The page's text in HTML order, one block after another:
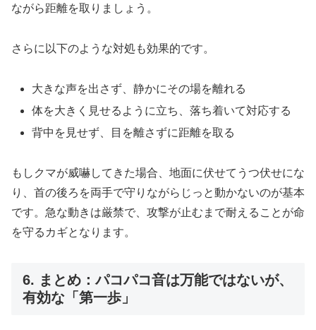
ながら距離を取りましょう。
さらに以下のような対処も効果的です。
大きな声を出さず、静かにその場を離れる
体を大きく見せるように立ち、落ち着いて対応する
背中を見せず、目を離さずに距離を取る
もしクマが威嚇してきた場合、地面に伏せてうつ伏せにな
り、首の後ろを両手で守りながらじっと動かないのが基本
です。急な動きは厳禁で、攻撃が止むまで耐えることが命
を守るカギとなります。
6. まとめ：パコパコ音は万能ではないが、
有効な「第一歩」